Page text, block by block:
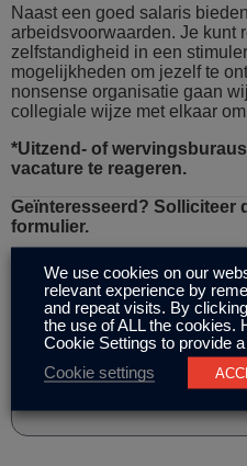
Naast een goed salaris
arbeidsvoorwaarden. Je kunt
zelfstandigheid in een
mogelijkheden om jezelf te
nonsense organisatie gaan
collegiale wijze met elkaar
*Uitzend- of
vacature te reageren.
Geïnteresseerd? Solliciteer
formulier.
Name
Email
We use cookies on our
relevant experience by
and repeat visits. By
the use of ALL the cookies.
Cookie Settings to provide
Cookie settings